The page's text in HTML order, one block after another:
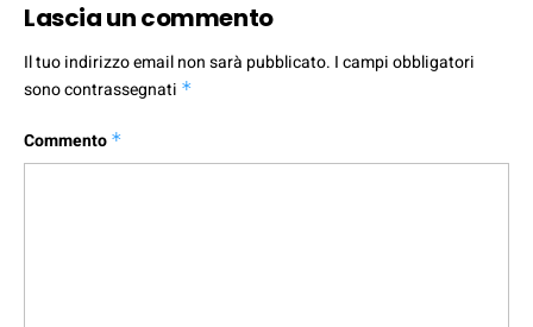
Lascia un commento
Il tuo indirizzo email non sarà pubblicato. I campi obbligatori
sono contrassegnati *
Commento *